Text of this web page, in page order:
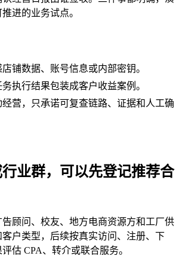
进的业务试点。
铺数据、账号信息或内部密钥。
执行结果包装成客户收益案例。
经营，只承诺可复查链路、证据和人工确
业群，可以先登记推荐合
顾问、校友、地方电商资源方和工厂供
户类型，后续按真实访问、注册、下
估 CPA、转介或联合服务。